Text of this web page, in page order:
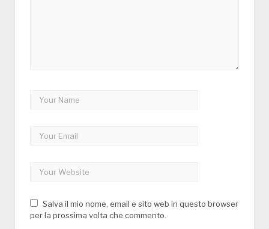
Salva il mio nome, email e sito web in questo browser
per la prossima volta che commento.